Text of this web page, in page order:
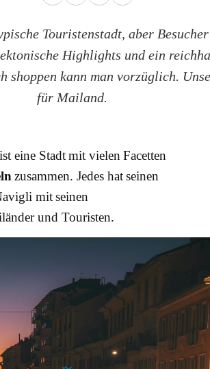
Touristenstadt, aber
Highlights und ein
shoppen kann man vorzüglich.
für Mailand.
eine Stadt mit vielen Facetten
zusammen. Jedes hat seinen
mit seinen
und Touristen.